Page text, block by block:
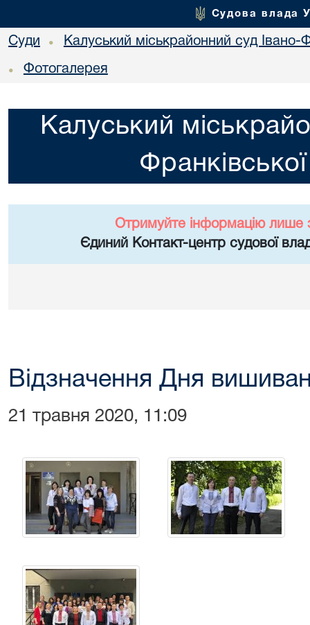
Судова влада
Суди • Калуський міськрайонний суд Івано-
• Фотогалерея
Калуський
Отримуйте інформацію лише
Єдиний Контакт-центр судової
Відзначення Дня
21 травня 2020, 11:09